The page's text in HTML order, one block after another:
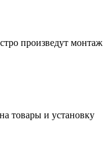
произведут монтаж
товары и установку